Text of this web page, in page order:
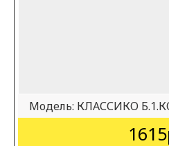
Модель: КЛАССИКО